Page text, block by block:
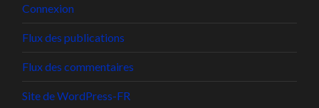
Connexion
Flux des publications
Flux des commentaires
Site de WordPress-FR